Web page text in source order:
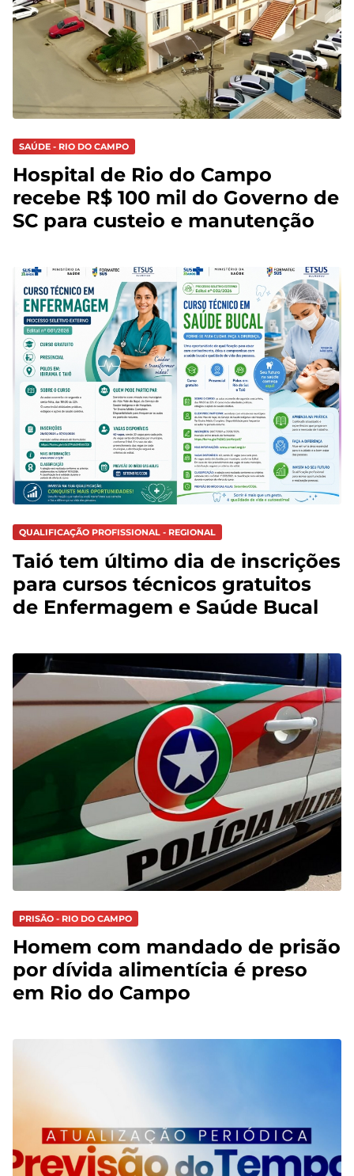
SAÚDE - RIO DO CAMPO
Hospital de Rio do Campo
recebe R$ 100 mil do Governo de
SC para custeio e manutenção
QUALIFICAÇÃO PROFISSIONAL - REGIONAL
Taió tem último dia de inscrições
para cursos técnicos gratuitos
de Enfermagem e Saúde Bucal
PRISÃO - RIO DO CAMPO
Homem com mandado de prisão
por dívida alimentícia é preso
em Rio do Campo